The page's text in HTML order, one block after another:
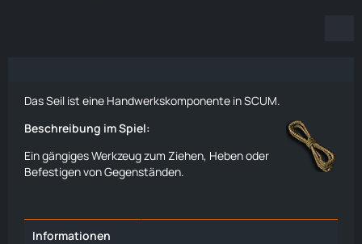
Das Seil ist eine Handwerkskomponente in SCUM.
Beschreibung im Spiel:
Ein gängiges Werkzeug zum Ziehen, Heben oder
Befestigen von Gegenständen.
Informationen